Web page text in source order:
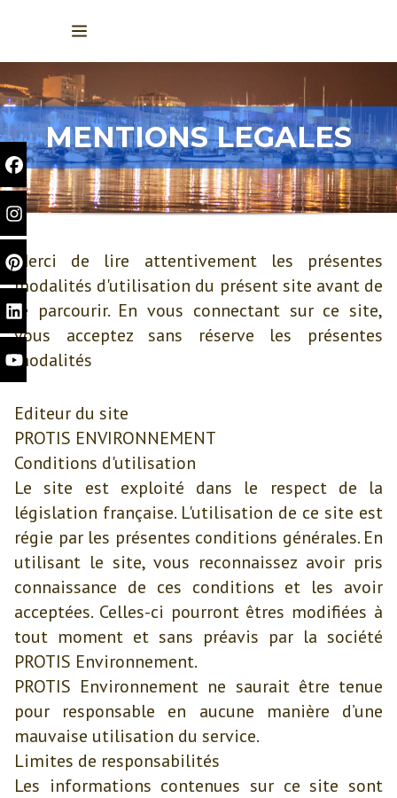
MENTIONS LEGALES
Merci de lire attentivement les présentes
modalités d'utilisation du présent site avant de
le parcourir. En vous connectant sur ce site,
vous acceptez sans réserve les présentes
modalités
Editeur du site
PROTIS ENVIRONNEMENT
Conditions d'utilisation
Le site est exploité dans le respect de la
législation française. L'utilisation de ce site est
régie par les présentes conditions générales. En
utilisant le site, vous reconnaissez avoir pris
connaissance de ces conditions et les avoir
acceptées. Celles-ci pourront êtres modifiées à
tout moment et sans préavis par la société
PROTIS Environnement.
PROTIS Environnement ne saurait être tenue
pour responsable en aucune manière d’une
mauvaise utilisation du service.
Limites de responsabilités
Les informations contenues sur ce site sont